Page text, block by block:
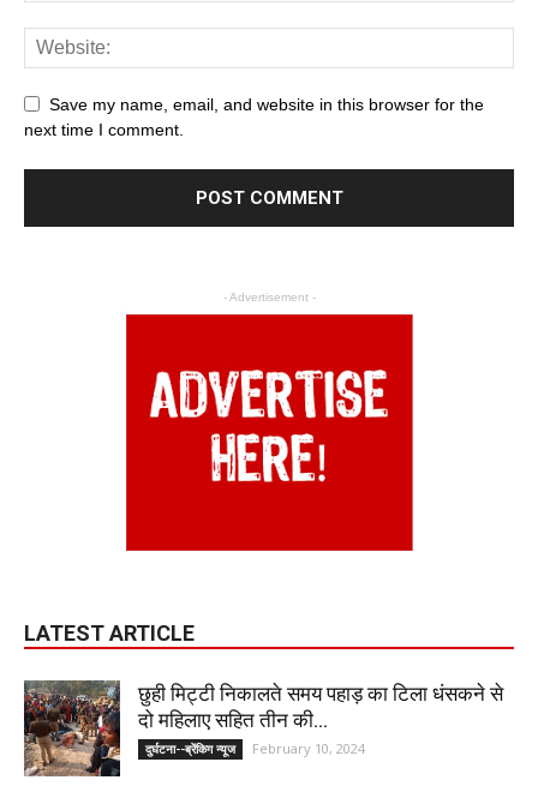
Save my name, email, and website in this browser for the
next time I comment.
- Advertisement -
LATEST ARTICLE
छुही मिट्टी निकालते समय पहाड़ का टिला धंसकने से
दो महिलाए सहित तीन की...
दुर्घटना--ब्रेंकिग न्यूज February 10, 2024